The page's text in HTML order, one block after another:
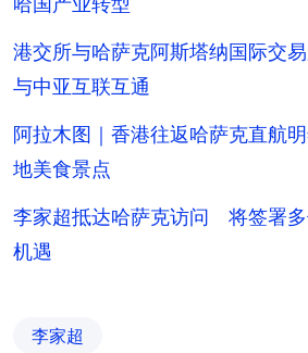
港交所与哈萨克阿斯塔纳国际交
与中亚互联互通
阿拉木图｜香港往返哈萨克直航
地美食景点
李家超抵达哈萨克访问 将签署
机遇
李家超